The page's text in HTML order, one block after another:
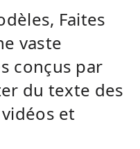
Faites
vaste
conçus par
du texte des
et